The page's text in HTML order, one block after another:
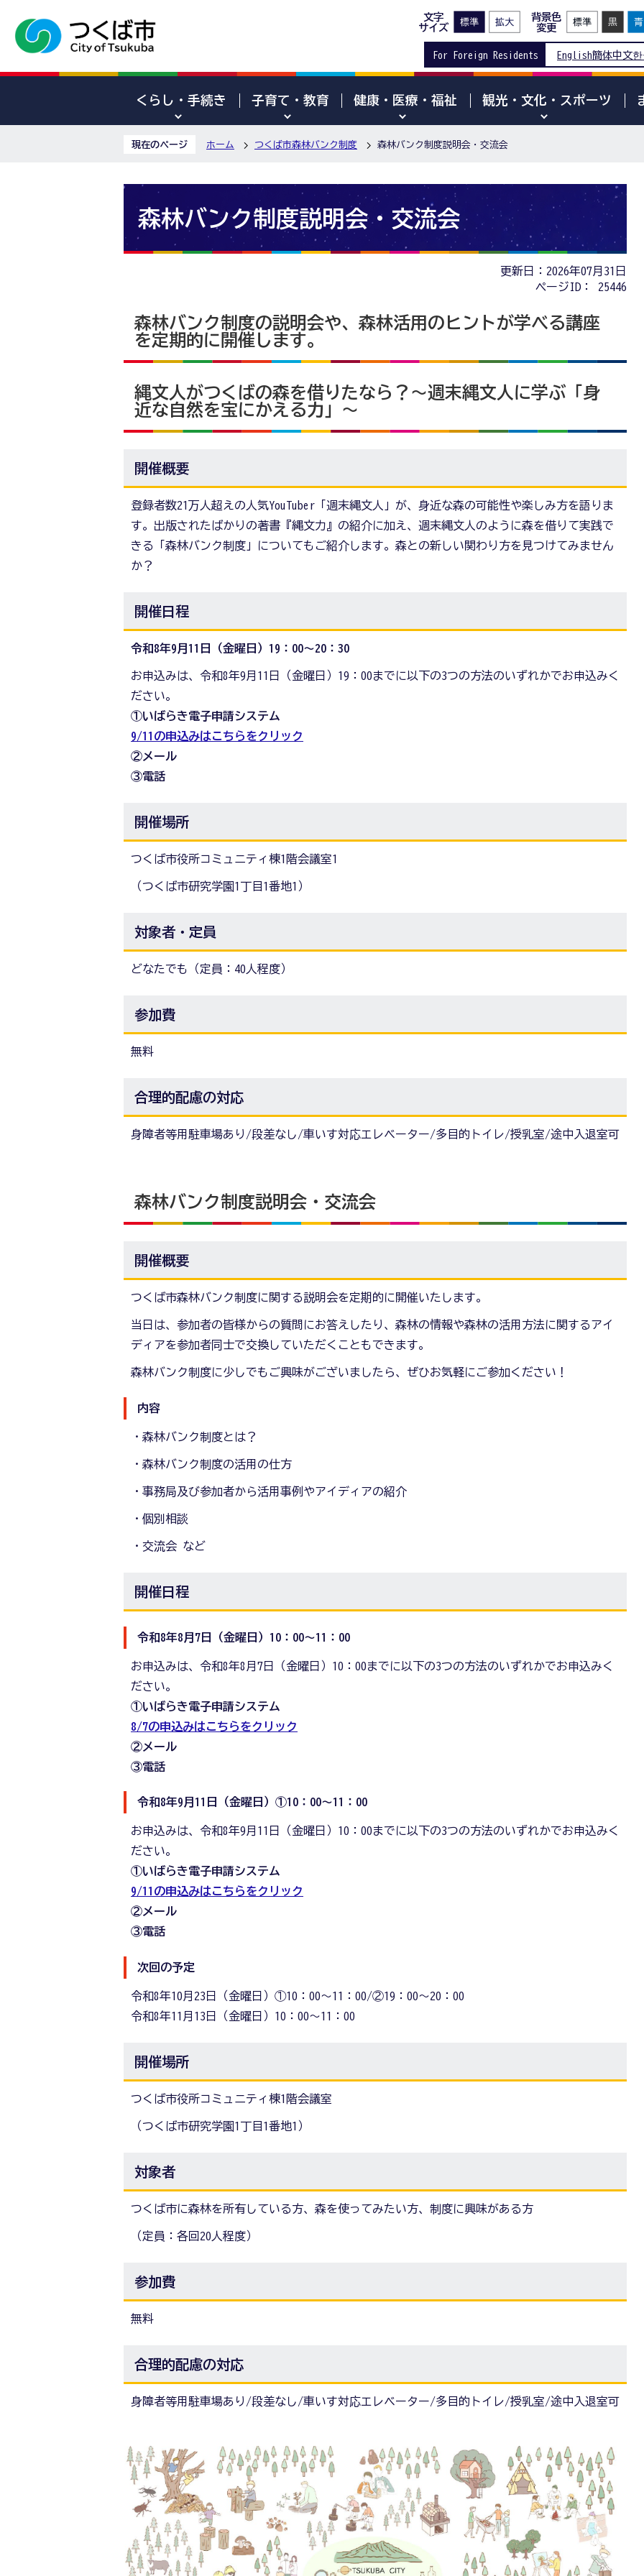
文字
サイズ
背景色
変更
For Foreign Residents English簡体中文
くらし・手続き 子育て・教育 健康・医療・福祉 観光・文化・スポーツ
現在のページ ホーム つくば市森林バンク制度 森林バンク制度説明会・交流会
森林バンク制度説明会・交流会
更新日：2026年07月31日
ページID：
25446
森林バンク制度の説明会や、森林活用のヒントが学べる講座
を定期的に開催します。
縄文人がつくばの森を借りたなら？～週末縄文人に学ぶ「身
近な自然を宝にかえる力」～
開催概要
登録者数21万人超えの人気YouTuber「週末縄文人」が、身近な森の可能性や楽しみ方を語りま
す。出版されたばかりの著書『縄文力』の紹介に加え、週末縄文人のように森を借りて実践で
きる「森林バンク制度」についてもご紹介します。森との新しい関わり方を見つけてみません
か？
開催日程
令和8年9月11日（金曜日）19：00～20：30
お申込みは、令和8年9月11日（金曜日）19：00までに以下の3つの方法のいずれかでお申込みく
ださい。
①いばらき電子申請システム
9/11の申込みはこちらをクリック
②メール
③電話
開催場所
つくば市役所コミュニティ棟1階会議室1
（つくば市研究学園1丁目1番地1）
対象者・定員
どなたでも（定員：40人程度）
参加費
無料
合理的配慮の対応
身障者等用駐車場あり/段差なし/車いす対応エレベーター/多目的トイレ/授乳室/途中入退室可
森林バンク制度説明会・交流会
開催概要
つくば市森林バンク制度に関する説明会を定期的に開催いたします。
当日は、参加者の皆様からの質問にお答えしたり、森林の情報や森林の活用方法に関するアイ
ディアを参加者同士で交換していただくこともできます。
森林バンク制度に少しでもご興味がございましたら、ぜひお気軽にご参加ください！
内容
・森林バンク制度とは？
・森林バンク制度の活用の仕方
・事務局及び参加者から活用事例やアイディアの紹介
・個別相談
・交流会 など
開催日程
令和8年8月7日（金曜日）10：00～11：00
お申込みは、令和8年8月7日（金曜日）10：00までに以下の3つの方法のいずれかでお申込みく
ださい。
①いばらき電子申請システム
8/7の申込みはこちらをクリック
②メール
③電話
令和8年9月11日（金曜日）①10：00～11：00
お申込みは、令和8年9月11日（金曜日）10：00までに以下の3つの方法のいずれかでお申込みく
ださい。
①いばらき電子申請システム
9/11の申込みはこちらをクリック
②メール
③電話
次回の予定
令和8年10月23日（金曜日）①10：00～11：00/②19：00～20：00
令和8年11月13日（金曜日）10：00～11：00
開催場所
つくば市役所コミュニティ棟1階会議室
（つくば市研究学園1丁目1番地1）
対象者
つくば市に森林を所有している方、森を使ってみたい方、制度に興味がある方
（定員：各回20人程度）
参加費
無料
合理的配慮の対応
身障者等用駐車場あり/段差なし/車いす対応エレベーター/多目的トイレ/授乳室/途中入退室可